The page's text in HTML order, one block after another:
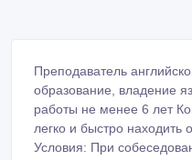
Преподаватель
образование, владение
работы не менее 6 лет
легко и быстро находить
Условия: При